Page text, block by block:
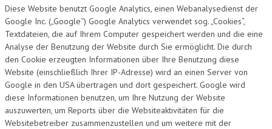
Diese Website benutzt Google Analytics, einen Webanalysedienst der
Google Inc. („Google“) Google Analytics verwendet sog. „Cookies“,
Textdateien, die auf Ihrem Computer gespeichert werden und die eine
Analyse der Benutzung der Website durch Sie ermöglicht. Die durch
den Cookie erzeugten Informationen über Ihre Benutzung diese
Website (einschließlich Ihrer IP-Adresse) wird an einen Server von
Google in den USA übertragen und dort gespeichert. Google wird
diese Informationen benutzen, um Ihre Nutzung der Website
auszuwerten, um Reports über die Websiteaktivitäten für die
Websitebetreiber zusammenzustellen und um weitere mit der